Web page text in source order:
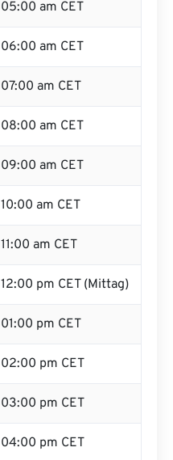
05:00 am CET
06:00 am CET
07:00 am CET
08:00 am CET
09:00 am CET
10:00 am CET
11:00 am CET
12:00 pm CET (Mittag)
01:00 pm CET
02:00 pm CET
03:00 pm CET
04:00 pm CET